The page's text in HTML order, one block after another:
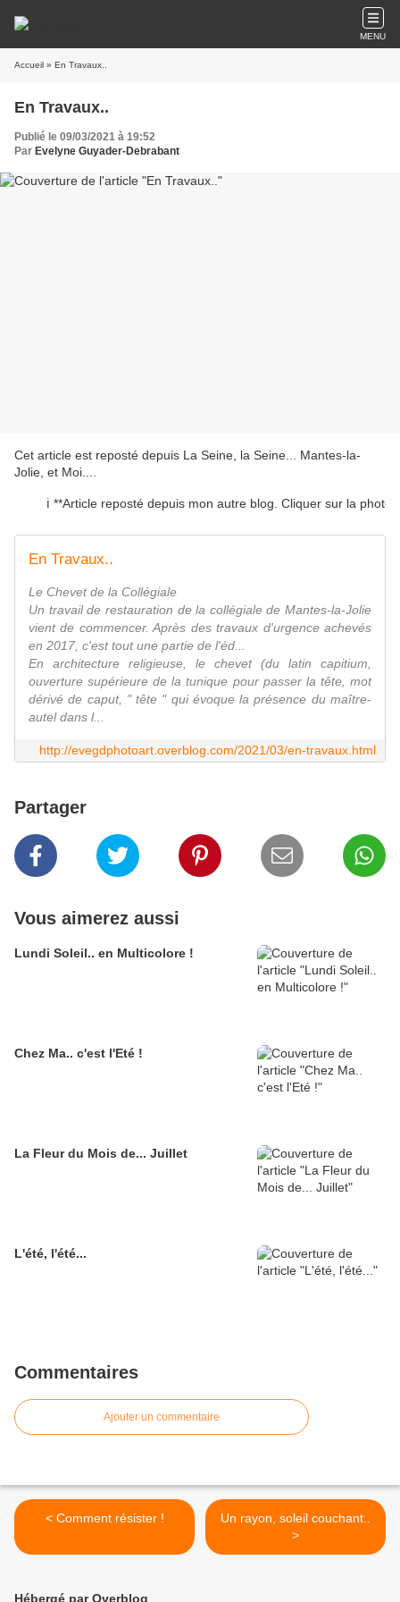
MENU
Accueil » En Travaux..
En Travaux..
Publié le 09/03/2021 à 19:52
Par Evelyne Guyader-Debrabant
Cet article est reposté depuis La Seine, la Seine... Mantes-la-
Jolie, et Moi...
ℹ️ **Article reposté depuis mon autre blog. Cliquer sur la
En Travaux..
Le Chevet de la Collégiale
Un travail de restauration de la collégiale de Mantes-la-Jolie
vient de commencer. Après des travaux d'urgence achevés
en 2017, c'est tout une partie de l'éd...
En architecture religieuse, le chevet (du latin capitium,
ouverture supérieure de la tunique pour passer la tête, mot
dérivé de caput, " tête " qui évoque la présence du maître-
autel dans l...
http://evegdphotoart.overblog.com/2021/03/en-travaux.html
Partager
Vous aimerez aussi
Lundi Soleil.. en Multicolore !
Chez Ma.. c'est l'Eté !
La Fleur du Mois de... Juillet
L'été, l'été...
Commentaires
Ajouter un commentaire
< Comment résister !
Un rayon, soleil couchant..
>
Hébergé par Overblog